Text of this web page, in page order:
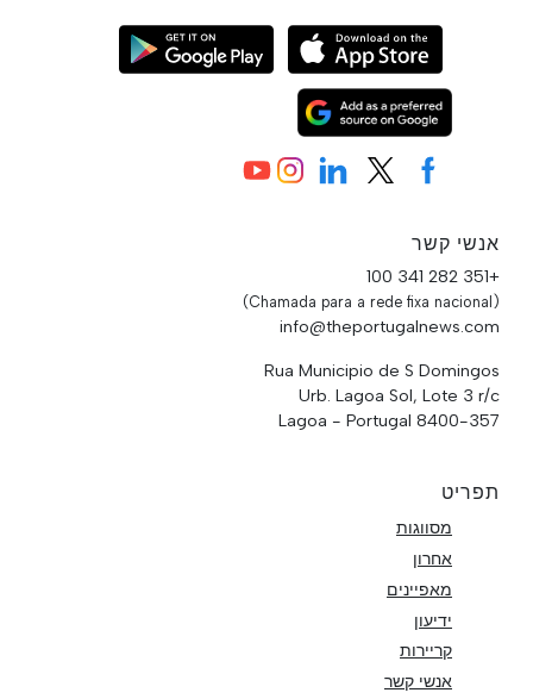
אנשי קשר
+351 282 341 100
(Chamada para a rede fixa nacional)
info@theportugalnews.com
Rua Municipio de S Domingos
Urb. Lagoa Sol, Lote 3 r/c
8400-357 Lagoa - Portugal
תפריט
מסווגות
אחרון
מאפיינים
ידיעון
קריירות
אנשי קשר